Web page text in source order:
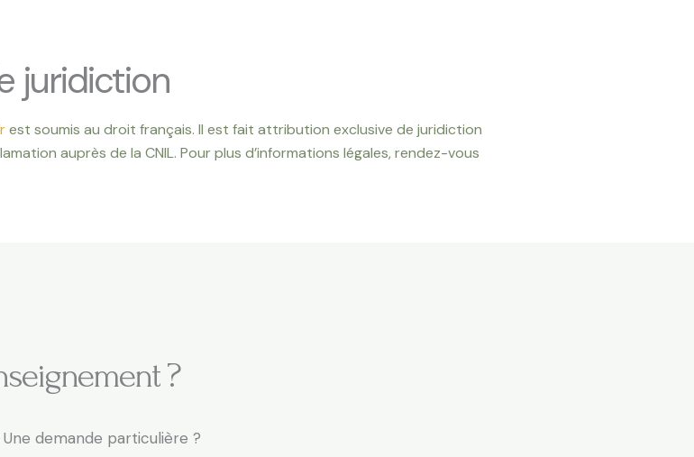
juridiction
est soumis au droit français. Il est fait attribution exclusive de juridiction
auprès de la CNIL. Pour plus d’informations légales, rendez-vous
?
demande particulière ?